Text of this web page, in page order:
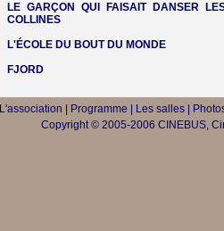
LE GARÇON QUI FAISAIT DANSER
COLLINES
L'ÉCOLE DU BOUT DU MONDE
FJORD
L'association Programme Les salles|
Copyright © 2005-2006 CINEBUS,